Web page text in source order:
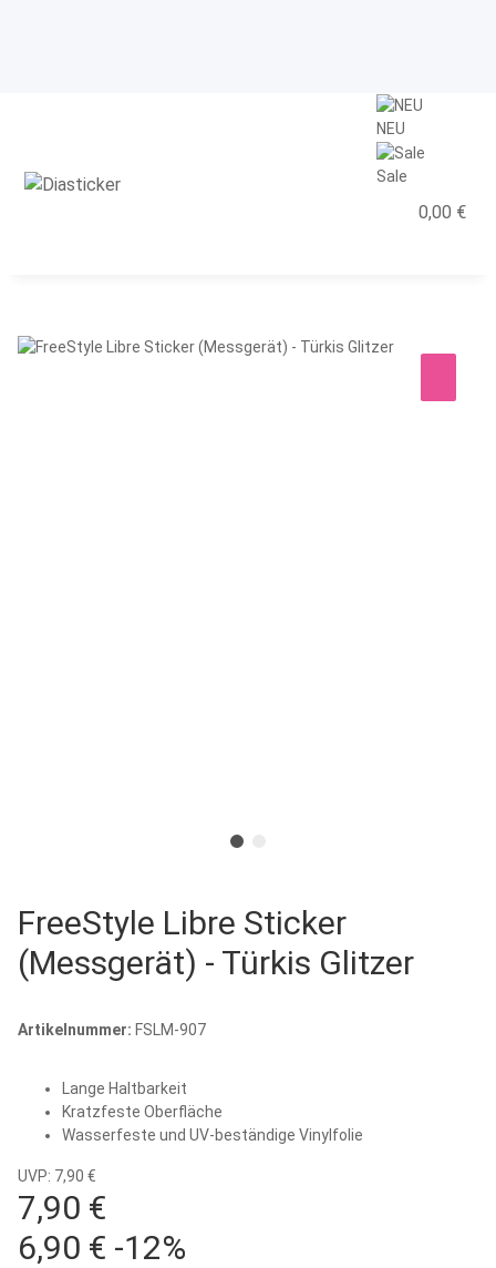
NEU
Sale
0,00 €
FreeStyle Libre Sticker
(Messgerät) - Türkis Glitzer
Artikelnummer: FSLM-907
Lange Haltbarkeit
Kratzfeste Oberfläche
Wasserfeste und UV-beständige Vinylfolie
UVP: 7,90 €
7,90 €
6,90 € -12%